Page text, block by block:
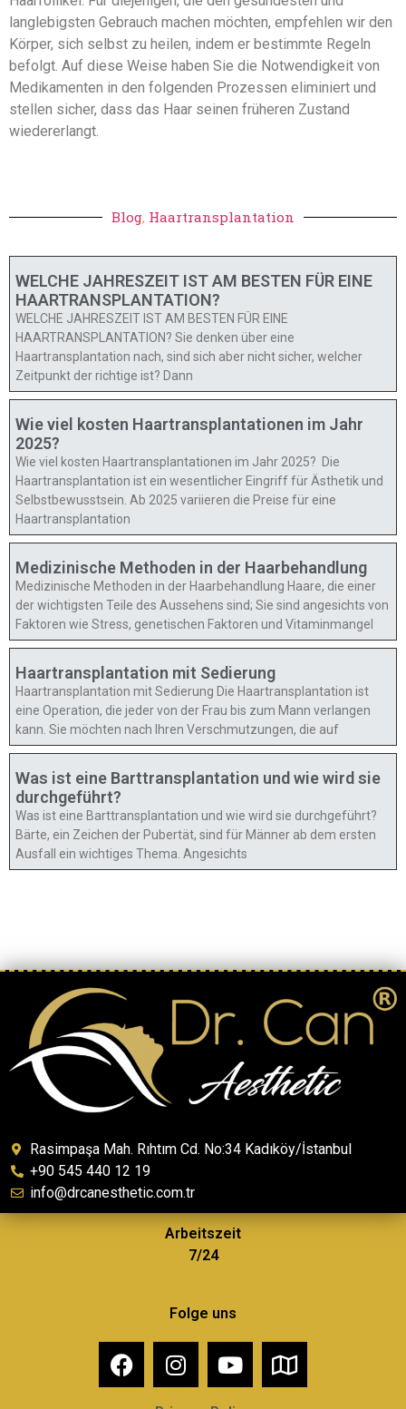
langlebigsten Gebrauch machen möchten, empfehlen wir den
Körper, sich selbst zu heilen, indem er bestimmte Regeln
befolgt. Auf diese Weise haben Sie die Notwendigkeit von
Medikamenten in den folgenden Prozessen eliminiert und
stellen sicher, dass das Haar seinen früheren Zustand
wiedererlangt.
Blog, Haartransplantation
WELCHE JAHRESZEIT IST AM BESTEN FÜR EINE
HAARTRANSPLANTATION?
WELCHE JAHRESZEIT IST AM BESTEN FÜR EINE
HAARTRANSPLANTATION? Sie denken über eine
Haartransplantation nach, sind sich aber nicht sicher, welcher
Zeitpunkt der richtige ist? Dann
Wie viel kosten Haartransplantationen im Jahr
2025?
Wie viel kosten Haartransplantationen im Jahr 2025? Die
Haartransplantation ist ein wesentlicher Eingriff für Ästhetik und
Selbstbewusstsein. Ab 2025 variieren die Preise für eine
Haartransplantation
Medizinische Methoden in der Haarbehandlung
Medizinische Methoden in der Haarbehandlung Haare, die einer
der wichtigsten Teile des Aussehens sind; Sie sind angesichts von
Faktoren wie Stress, genetischen Faktoren und Vitaminmangel
Haartransplantation mit Sedierung
Haartransplantation mit Sedierung Die Haartransplantation ist
eine Operation, die jeder von der Frau bis zum Mann verlangen
kann. Sie möchten nach Ihren Verschmutzungen, die auf
Was ist eine Barttransplantation und wie wird sie
durchgeführt?
Was ist eine Barttransplantation und wie wird sie durchgeführt?
Bärte, ein Zeichen der Pubertät, sind für Männer ab dem ersten
Ausfall ein wichtiges Thema. Angesichts
Rasimpaşa Mah. Rıhtım Cd. No:34 Kadıköy/İstanbul
+90 545 440 12 19
info@drcanesthetic.com.tr
Arbeitszeit
7/24
Folge uns